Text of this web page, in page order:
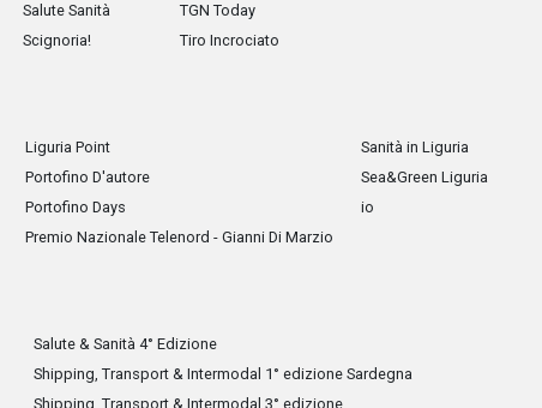
Salute Sanità
Scignoria!
TGN Today
Tiro Incrociato
Liguria Point
Portofino D'autore
Portofino Days
Premio Nazionale Telenord - Gianni Di Marzio
Sanità in Liguria
Sea&Green Liguria
io
Salute & Sanità 4° Edizione
Shipping, Transport & Intermodal 1° edizione Sardegna
Shipping, Transport & Intermodal 3° edizione